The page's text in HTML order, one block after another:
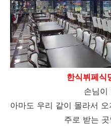
한식뷔페식
손님이
아마도 우리 같이 몰라서
주로 받는